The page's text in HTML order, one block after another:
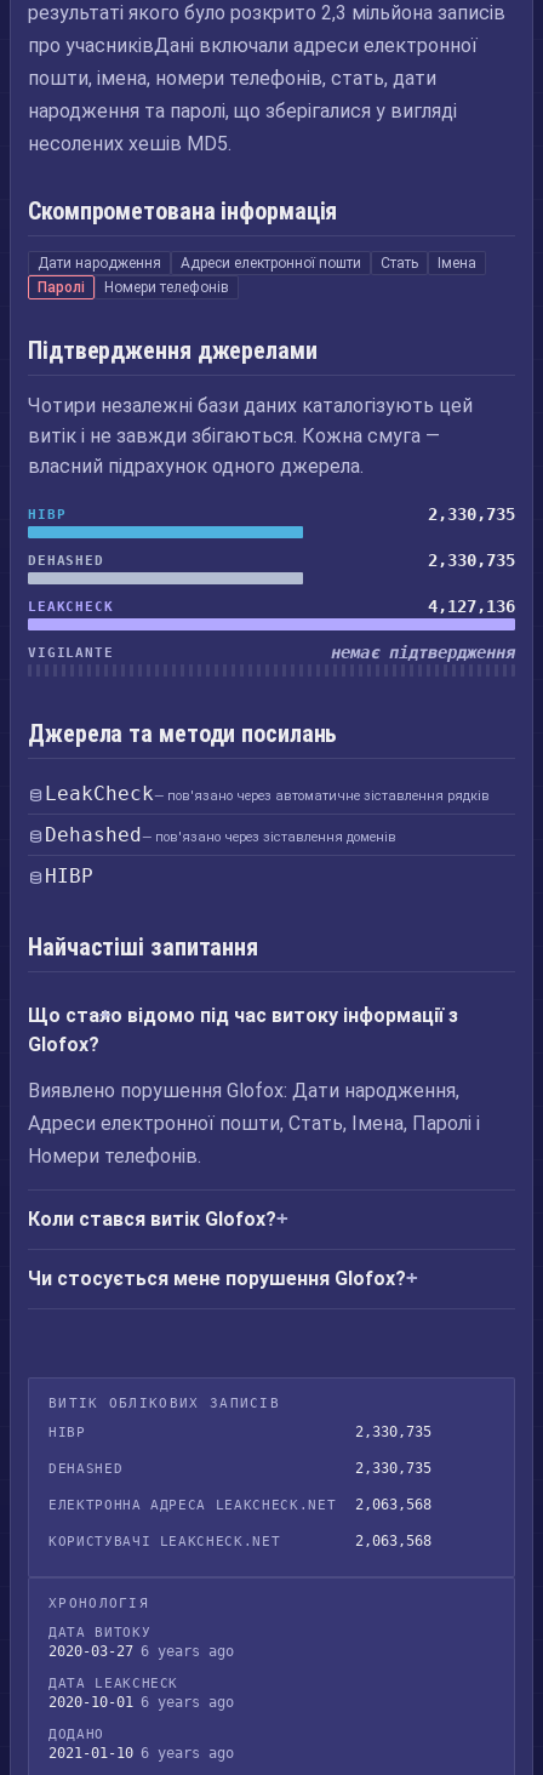
результаті якого було розкрито 2,3 мільйона записів
про учасниківДані включали адреси електронної
пошти, імена, номери телефонів, стать, дати
народження та паролі, що зберігалися у вигляді
несолених хешів MD5.
Скомпрометована інформація
Дати народження Адреси електронної пошти Стать
Імена
Паролі
Номери телефонів
Підтвердження джерелами
Чотири незалежні бази даних каталогізують цей
витік і не завжди збігаються. Кожна смуга —
власний підрахунок одного джерела.
HIBP 2,330,735
DEHASHED 2,330,735
LEAKCHECK 4,127,136
VIGILANTE немає підтвердження
Джерела та методи посилань
LeakCheck— пов'язано через автоматичне зіставлення рядків
Dehashed— пов'язано через зіставлення доменів
HIBP
Найчастіші запитання
Що стало відомо під час витоку інформації з
Glofox?
Виявлено порушення Glofox: Дати народження,
Адреси електронної пошти, Стать, Імена, Паролі і
Номери телефонів.
Коли стався витік Glofox?
Чи стосується мене порушення Glofox?
ВИТІК ОБЛІКОВИХ ЗАПИСІВ
HIBP
2,330,735
DEHASHED 2,330,735
ЕЛЕКТРОННА АДРЕСА LEAKCHECK.NET 2,063,568
КОРИСТУВАЧІ LEAKCHECK.NET 2,063,568
ХРОНОЛОГІЯ
ДАТА ВИТОКУ
2020-03-27 6 years ago
ДАТА LEAKCHECK
2020-10-01 6 years ago
ДОДАНО
2021-01-10 6 years ago